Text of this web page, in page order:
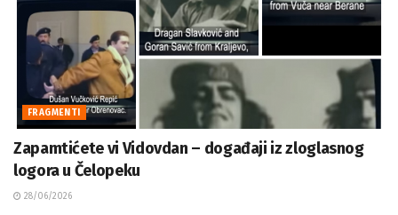
FRAGMENTI
Zapamtićete vi Vidovdan – događaji iz zloglasnog
logora u Čelopeku
28/06/2026